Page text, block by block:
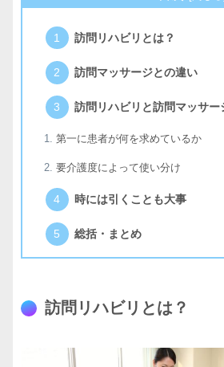
訪問リハビリとは？
訪問マッサージとの違い
訪問リハビリと訪問マッサー
第一に患者が何を求めているか
要介護度によって使い分け
時には引くことも大事
総括・まとめ
訪問リハビリとは？